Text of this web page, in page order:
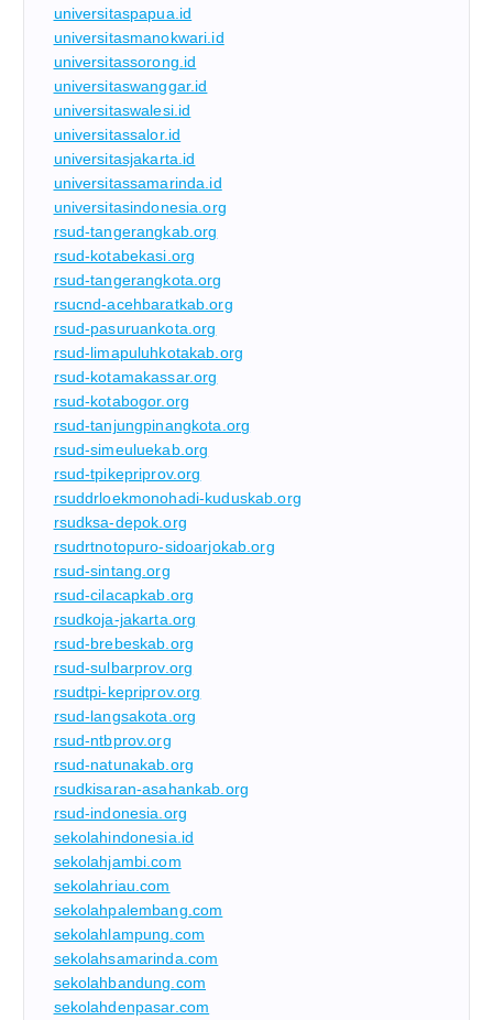
universitaspapua.id
universitasmanokwari.id
universitassorong.id
universitaswanggar.id
universitaswalesi.id
universitassalor.id
universitasjakarta.id
universitassamarinda.id
universitasindonesia.org
rsud-tangerangkab.org
rsud-kotabekasi.org
rsud-tangerangkota.org
rsucnd-acehbaratkab.org
rsud-pasuruankota.org
rsud-limapuluhkotakab.org
rsud-kotamakassar.org
rsud-kotabogor.org
rsud-tanjungpinangkota.org
rsud-simeuluekab.org
rsud-tpikepriprov.org
rsuddrloekmonohadi-kuduskab.org
rsudksa-depok.org
rsudrtnotopuro-sidoarjokab.org
rsud-sintang.org
rsud-cilacapkab.org
rsudkoja-jakarta.org
rsud-brebeskab.org
rsud-sulbarprov.org
rsudtpi-kepriprov.org
rsud-langsakota.org
rsud-ntbprov.org
rsud-natunakab.org
rsudkisaran-asahankab.org
rsud-indonesia.org
sekolahindonesia.id
sekolahjambi.com
sekolahriau.com
sekolahpalembang.com
sekolahlampung.com
sekolahsamarinda.com
sekolahbandung.com
sekolahdenpasar.com